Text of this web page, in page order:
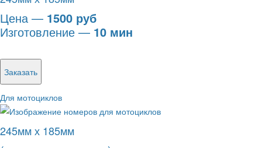
Цена — 1500 руб
Изготовление — 10 мин
Заказать
Для мотоциклов
245мм х 185мм